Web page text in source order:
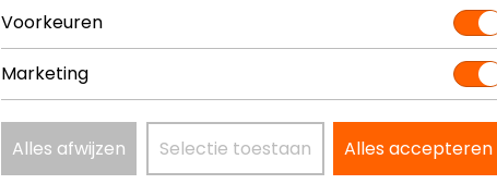
Voorkeuren
Marketing
Alles afwijzen Selectie toestaan Alles accepteren